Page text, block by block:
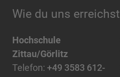
Wie du uns erreichst
Hochschule
Zittau/Görlitz
Telefon: +49 3583 612-